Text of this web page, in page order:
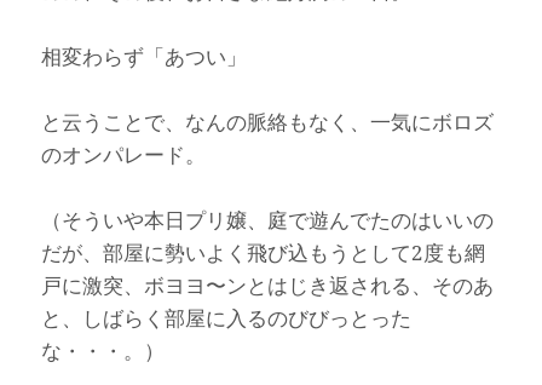
相変わらず「あつい」
と云うことで、なんの脈絡もなく、一気にボロズ
のオンパレード。
（そういや本日プリ嬢、庭で遊んでたのはいいの
だが、部屋に勢いよく飛び込もうとして2度も網
戸に激突、ボヨヨ〜ンとはじき返される、そのあ
と、しばらく部屋に入るのびびっとった
な・・・。）